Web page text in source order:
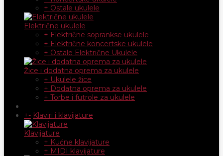
+ Ostale ukulele
Električne ukulele
+ Električne soprankse ukulele
+ Električne koncertske ukulele
+ Ostale Električne Ukulele
Žice i dodatna oprema za ukulele
+ Ukulele žice
+ Dodatna oprema za ukulele
+ Torbe i futrole za ukulele
+- Klaviri i klavijature
Klavijature
+ Kućne klavijature
+ MIDI klavijature